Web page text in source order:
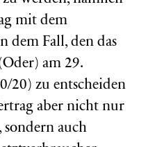
mit dem
dem Fall, den das
am 29.
20) zu entscheiden
aber nicht nur
sondern auch